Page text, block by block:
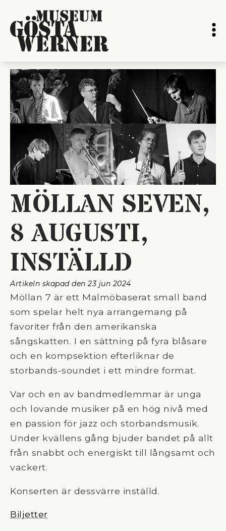
MÖLLAN SEVEN,
8 AUGUSTI,
INSTÄLLD
Artikeln skapad den 23 jun 2024
Möllan 7 är ett Malmöbaserat small band
som spelar helt nya arrangemang på
favoriter från den amerikanska
sångskatten. I en sättning på fyra blåsare
och en kompsektion efterliknar de
storbands-soundet i ett mindre format.
Var och en av bandmedlemmar är unga
och lovande musiker på en hög nivå med
en passion för jazz och storbandsmusik.
Under kvällens gång bjuder bandet på allt
från snabbt och energiskt till långsamt och
vackert.
Konserten är dessvärre inställd.
Biljetter